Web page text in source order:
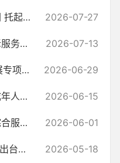
农民日报｜织密三级服务网 托起幸福“夕阳红”——民政部专题发布会详解... 2026-07-27
民政部印发《城乡三级养老服务网络建设管理指引》 2026-07-13
民政部等27部门将部署开展专项工作 加强流动儿童和留守儿童“精准摸排、... 2026-06-29
一图读懂｜民政部开展未成年人救助保护机构 “提质增效”专项行动 2026-06-15
民政部就《康复辅助器具综合服务中心建设与管理规范（征求意见稿）》公... 2026-06-01
央视新闻 | 民政部等11部门出台《关于推进互助性养老服务发展的意见》 2026-05-18